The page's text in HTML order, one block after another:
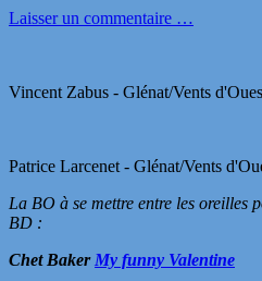
Laisser un commentaire …
Vincent Zabus - Glénat/Vents
Patrice Larcenet - Glénat/Vents
La BO à se mettre entre les oreilles
BD :
Chet Baker My funny Valentine